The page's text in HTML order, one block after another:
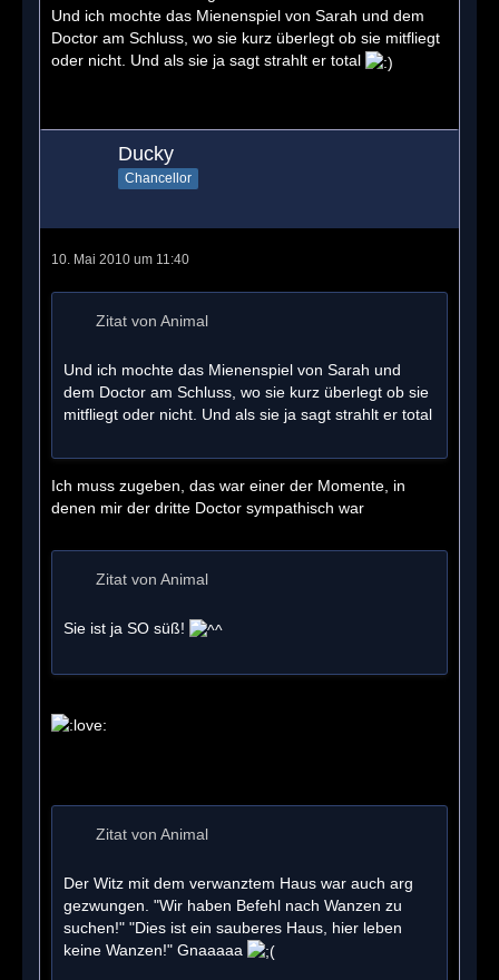
Und ich mochte das Mienenspiel von Sarah und dem
Doctor am Schluss, wo sie kurz überlegt ob sie mitfliegt
oder nicht. Und als sie ja sagt strahlt er total
Ducky
Chancellor
10. Mai 2010 um 11:40
Zitat von Animal
Und ich mochte das Mienenspiel von Sarah und
dem Doctor am Schluss, wo sie kurz überlegt ob sie
mitfliegt oder nicht. Und als sie ja sagt strahlt er total
Ich muss zugeben, das war einer der Momente, in
denen mir der dritte Doctor sympathisch war
Zitat von Animal
Sie ist ja SO süß!
Zitat von Animal
Der Witz mit dem verwanztem Haus war auch arg
gezwungen. "Wir haben Befehl nach Wanzen zu
suchen!" "Dies ist ein sauberes Haus, hier leben
keine Wanzen!" Gnaaaaa